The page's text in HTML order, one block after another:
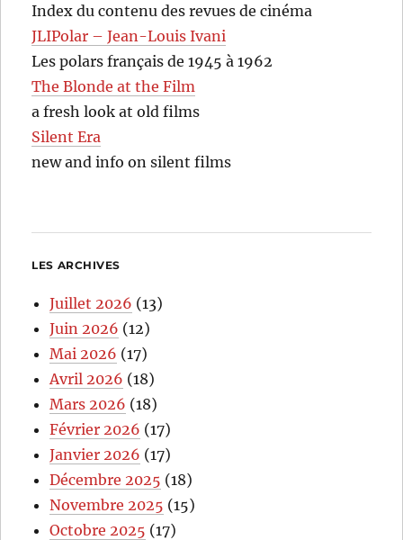
Index du contenu des revues de cinéma
JLIPolar – Jean-Louis Ivani
Les polars français de 1945 à 1962
The Blonde at the Film
a fresh look at old films
Silent Era
new and info on silent films
LES ARCHIVES
Juillet 2026 (13)
Juin 2026 (12)
Mai 2026 (17)
Avril 2026 (18)
Mars 2026 (18)
Février 2026 (17)
Janvier 2026 (17)
Décembre 2025 (18)
Novembre 2025 (15)
Octobre 2025 (17)